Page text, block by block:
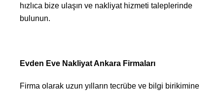
hızlıca bize ulaşın ve nakliyat hizmeti taleplerinde
bulunun.
Evden Eve Nakliyat Ankara Firmaları
Firma olarak uzun yılların tecrübe ve bilgi birikimine